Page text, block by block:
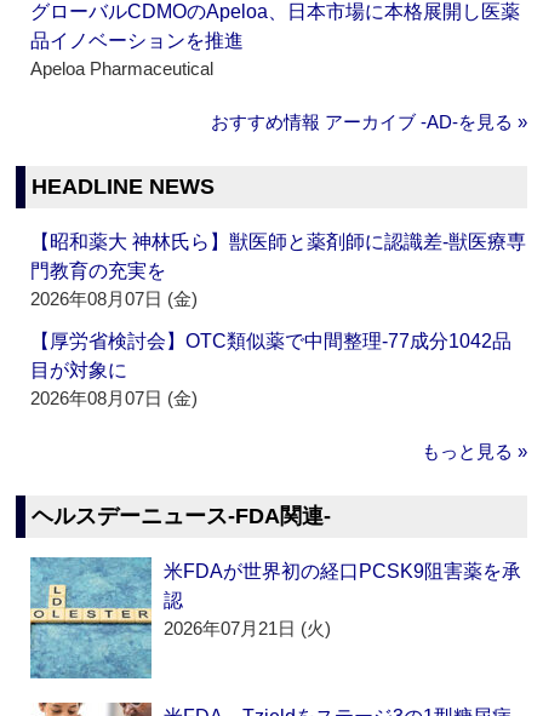
グローバルCDMOのApeloa、日本市場に本格展開し医薬
品イノベーションを推進
Apeloa Pharmaceutical
おすすめ情報 アーカイブ ‐AD‐を見る »
HEADLINE NEWS
【昭和薬大 神林氏ら】獣医師と薬剤師に認識差‐獣医療専
門教育の充実を
2026年08月07日 (金)
【厚労省検討会】OTC類似薬で中間整理‐77成分1042品
目が対象に
2026年08月07日 (金)
もっと見る »
ヘルスデーニュース‐FDA関連‐
米FDAが世界初の経口PCSK9阻害薬を承
認
2026年07月21日 (火)